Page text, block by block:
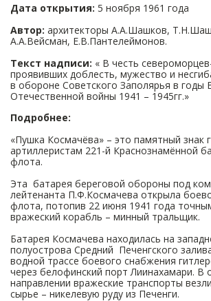
Дата открытия: 5 ноября 1961 года
Автор: архитекторы А.А.Шашков,
А.А.Вейсман, Е.В.Пантелеймонов.
Текст надписи: « В честь
проявивших доблесть, мужество и
в обороне Советского Заполярья в годы
Отечественной войны 1941 – 1945гг.»
Подробнее:
«Пушка Космачёва» – это памятный знак
артиллеристам 221-й Краснознамённой
флота.
Эта батарея береговой обороны под
лейтенанта П.Ф.Космачева открыла
флота, потопив 22 июня 1941 года
вражеский корабль – минный тральщик.
Батарея Космачева находилась на
полуострова Средний Печенгского
водной трассе боевого снабжения
через белофинский порт Лиинахамари. В
направлении вражеские транспорты
сырье – никелевую руду из Печенги.